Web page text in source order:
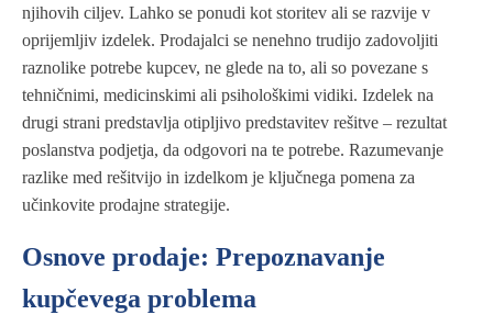
njihovih ciljev. Lahko se ponudi kot storitev ali se razvije v
oprijemljiv izdelek. Prodajalci se nenehno trudijo zadovoljiti
raznolike potrebe kupcev, ne glede na to, ali so povezane s
tehničnimi, medicinskimi ali psihološkimi vidiki. Izdelek na
drugi strani predstavlja otipljivo predstavitev rešitve – rezultat
poslanstva podjetja, da odgovori na te potrebe. Razumevanje
razlike med rešitvijo in izdelkom je ključnega pomena za
učinkovite prodajne strategije.
Osnove prodaje: Prepoznavanje
kupčevega problema